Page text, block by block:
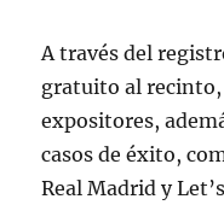
A través del
gratuito al recinto,
expositores,
casos de éxito,
Real Madrid y